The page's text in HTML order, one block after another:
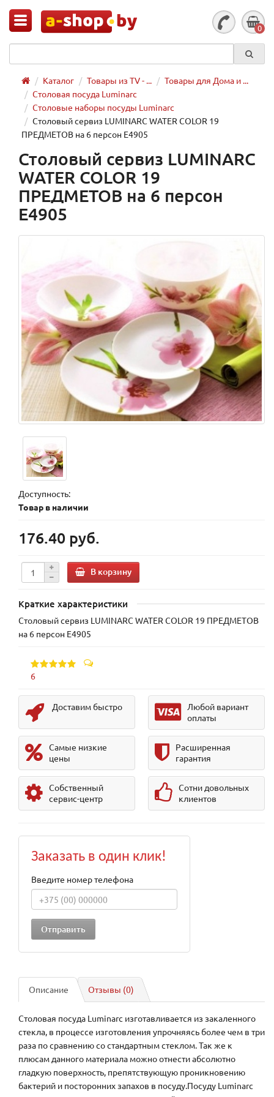
0
Каталог Товары из TV - ...
Товары для Дома и ...
Столовая посуда Luminarc
Столовые наборы посуды Luminarc
Столовый сервиз LUMINARC WATER COLOR 19
ПРЕДМЕТОВ на 6 персон Е4905
Столовый сервиз LUMINARC
WATER COLOR 19
ПРЕДМЕТОВ на 6 персон
Е4905
Доступность:
Товар в наличии
176.40 руб.
В корзину
Краткие характеристики
Столовый сервиз LUMINARC WATER COLOR 19 ПРЕДМЕТОВ
на 6 персон Е4905
6
Доставим быстро
Любой вариант
оплаты
Самые низкие
цены
Расширенная
гарантия
Собственный
сервис-центр
Сотни довольных
клиентов
Заказать в один клик!
Введите номер телефона
Описание Отзывы (0)
Столовая посуда Luminarc изготавливается из закаленного
стекла, в процессе изготовления упрочняясь более чем в три
раза по сравнению со стандартным стеклом. Так же к
плюсам данного материала можно отнести абсолютно
гладкую поверхность, препятствующую проникновению
бактерий и посторонних запахов в посуду.Посуду Luminarc